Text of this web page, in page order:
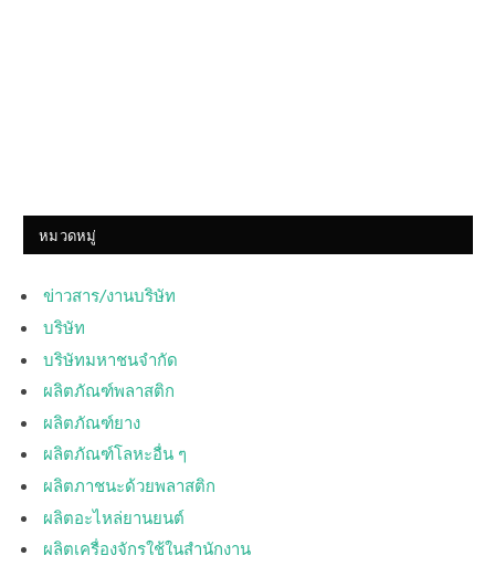
หมวดหมู่
ข่าวสาร/งานบริษัท
บริษัท
บริษัทมหาชนจำกัด
ผลิตภัณฑ์พลาสติก
ผลิตภัณฑ์ยาง
ผลิตภัณฑ์โลหะอื่น ๆ
ผลิตภาชนะด้วยพลาสติก
ผลิตอะไหล่ยานยนต์
ผลิตเครื่องจักรใช้ในสำนักงาน